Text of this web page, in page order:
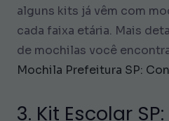
alguns kits já vêm com
cada faixa etária. Mais
de mochilas você
Mochila Prefeitura SP:
3. Kit Escolar SP: